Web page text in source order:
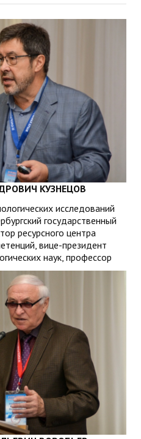
КУЗНЕЦОВ
исследований
государственный
ресурсного центра
вице-президент
наук, профессор